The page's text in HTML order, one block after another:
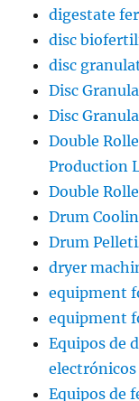
digestate
disc
disc
Disc
Disc
Double
Production
Double
Drum
Drum
dryer
equipment
equipment
Equipos de
electrónicos
Equipos de